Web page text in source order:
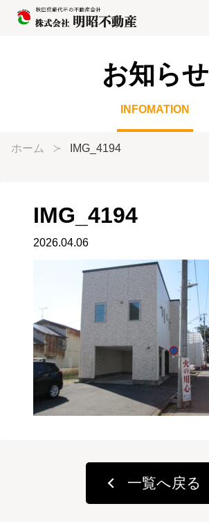
お知らせ
INFOMATION
ホーム IMG_4194
IMG_4194
2026.04.06
一覧へ戻る